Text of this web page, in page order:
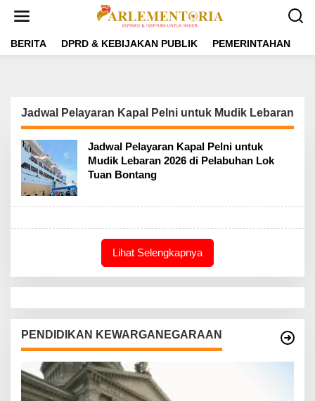
t
BERITA DPRD & KEBIJAKAN PUBLIK PEMERINTAHAN
Jadwal Pelayaran Kapal Pelni untuk Mudik Lebaran
Jadwal Pelayaran Kapal Pelni untuk
Mudik Lebaran 2026 di Pelabuhan Lok
Tuan Bontang
Lihat Selengkapnya
PENDIDIKAN KEWARGANEGARAAN